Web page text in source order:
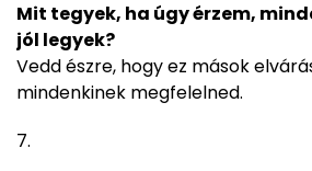
Mit tegyek, ha úgy érzem,
jól legyek?
Vedd észre, hogy ez mások
mindenkinek megfelelned.